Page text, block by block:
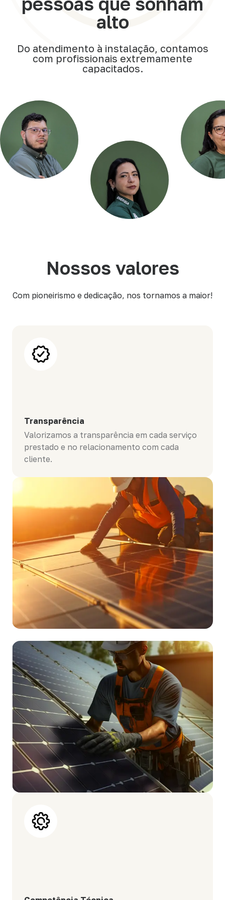
Sobre Nós
Conheça nossa jornada e história inspiradora.
Unidades
Explore nossas unidades e descubra nossa presença
pelo Brasil.
alto
Do atendimento à instalação, contamos
com profissionais extremamente
capacitados.
Nossos valores
Com pioneirismo e dedicação, nos tornamos a maior!
Transparência
Valorizamos a transparência em cada serviço
prestado e no relacionamento com cada
cliente.